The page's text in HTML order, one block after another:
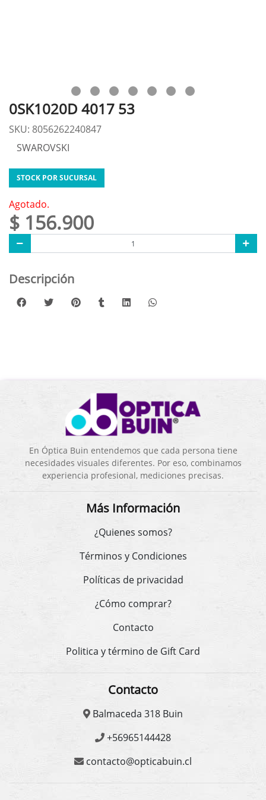
0SK1020D 4017 53
SKU: 8056262240847
SWAROVSKI
STOCK POR SUCURSAL
Agotado.
$ 156.900
Descripción
En Óptica Buin entendemos que cada persona tiene
necesidades visuales diferentes. Por eso, combinamos
experiencia profesional, mediciones precisas.
Más Información
¿Quienes somos?
Términos y Condiciones
Políticas de privacidad
¿Cómo comprar?
Contacto
Politica y término de Gift Card
Contacto
Balmaceda 318 Buin
+56965144428
contacto@opticabuin.cl